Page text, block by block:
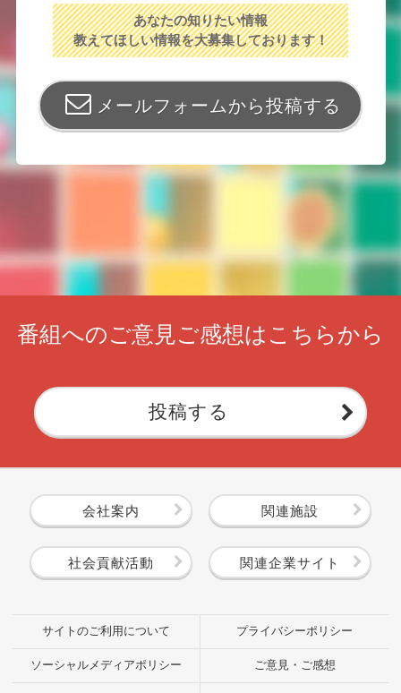
あなたの知りたい情報
教えてほしい情報を大募集しております！
メールフォームから投稿する
番組へのご意見ご感想はこちらから
投稿する
会社案内 関連施設
社会貢献活動 関連企業サイト
サイトのご利用について プライバシーポリシー
ソーシャルメディアポリシー ご意見・ご感想